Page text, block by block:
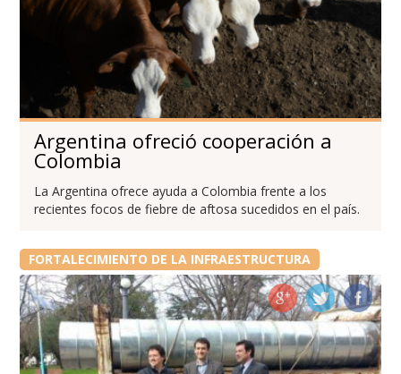
Argentina ofreció cooperación a
Colombia
La Argentina ofrece ayuda a Colombia frente a los
recientes focos de fiebre de aftosa sucedidos en el país.
FORTALECIMIENTO DE LA INFRAESTRUCTURA